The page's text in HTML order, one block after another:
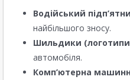
Водійський
найбільшого зносу.
Шильдики
автомобіля.
Комп’ютерна